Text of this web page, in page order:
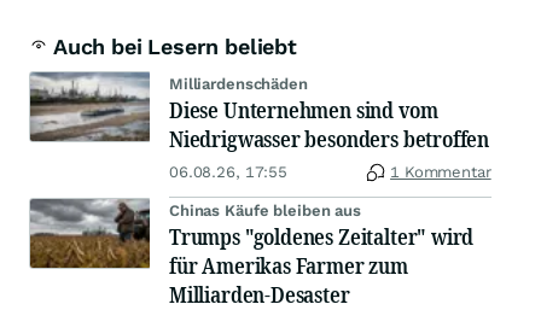
Auch bei Lesern beliebt
Milliardenschäden
Diese Unternehmen sind vom
Niedrigwasser besonders betroffen
06.08.26, 17:55 1 Kommentar
Chinas Käufe bleiben aus
Trumps "goldenes Zeitalter" wird
für Amerikas Farmer zum
Milliarden-Desaster